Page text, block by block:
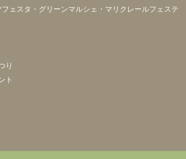
フェスタ・グリーンマルシェ・マリクレールフェステ
り
ト